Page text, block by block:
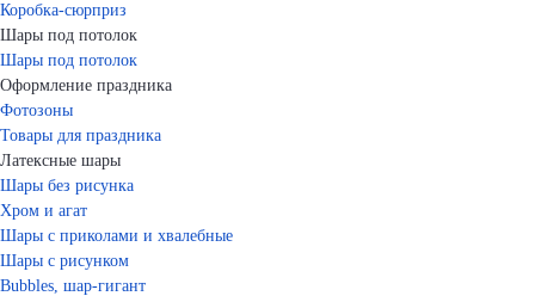
Коробка-сюрприз
Шары под потолок
Шары под потолок
Оформление праздника
Фотозоны
Товары для праздника
Латексные шары
Шары без рисунка
Хром и агат
Шары с приколами и хвалебные
Шары с рисунком
Bubbles, шар-гигант